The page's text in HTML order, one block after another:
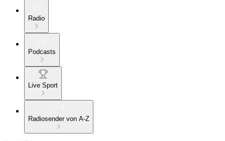
Radio
Podcasts
Live Sport
Radiosender von A-Z